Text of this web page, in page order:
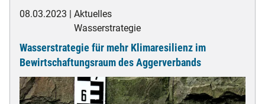
08.03.2023
Aktuelles
Wasserstrategie
Wasserstrategie für mehr Klimaresilienz im
Bewirtschaftungsraum des Aggerverbands